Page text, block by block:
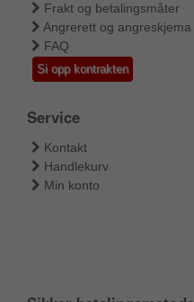
Frakt og betalingsmåter
Angrerett og angreskjema
FAQ
Si opp kontrakten
Service
Kontakt
Handlekurv
Min konto